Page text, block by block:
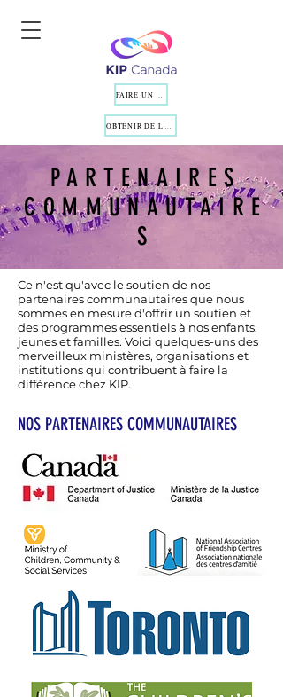
PARTENAIRES
COMMUNAUTAIRE
S
Ce n'est qu'avec le soutien de nos
partenaires communautaires que nous
sommes en mesure d'offrir un soutien et
des programmes essentiels à nos enfants,
jeunes et familles. Voici quelques-uns des
merveilleux ministères, organisations et
institutions qui contribuent à faire la
différence chez KIP.
NOS PARTENAIRES COMMUNAUTAIRES